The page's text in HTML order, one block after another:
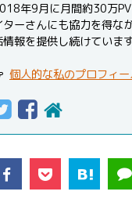
年9月に月間約30万
ターさんにも協力を得な
情報を提供し続けていま
個人的な私のプロフィ